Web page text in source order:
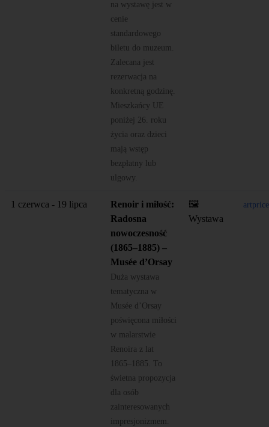
na wystawę jest w
cenie
standardowego
biletu do muzeum.
Zalecana jest
rezerwacja na
konkretną godzinę.
Mieszkańcy UE
poniżej 26. roku
życia oraz dzieci
mają wstęp
bezpłatny lub
ulgowy.
1 czerwca - 19 lipca
Renoir i miłość:
Radosna
nowoczesność
(1865–1885) –
Musée d’Orsay
Duża wystawa
tematyczna w
Musée d’Orsay
poświęcona miłości
w malarstwie
Renoira z lat
1865–1885. To
świetna propozycja
dla osób
zainteresowanych
impresjonizmem.
🖼️
Wystawa